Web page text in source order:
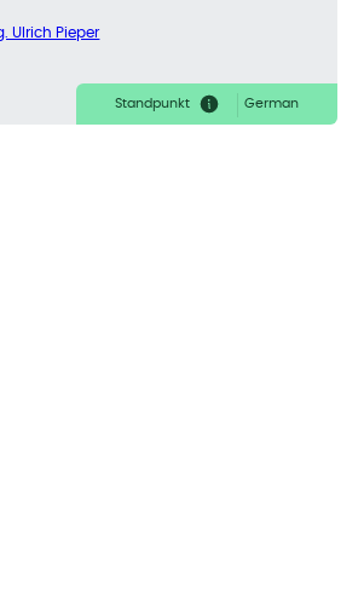
Ulrich Pieper
Standpunkt German